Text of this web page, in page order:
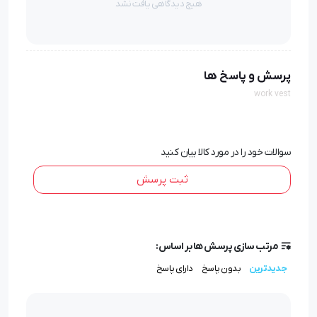
فواید استفاده از جلیقه کار تبلیغاتی
1. افزایش شناخت برند
به‌خوبی جا می‌افتد.
به‌خوبی کنترل‌شده، امکان رساندن پیام شما به تعداد زیادی
از افراد را فراهم می‌کند.
هیچ دیدگاهی یافت نشد
پرسش و پاسخ ها
work vest
سوالات خود را در مورد کالا بیان کنید
ثبت پرسش
مرتب سازی پرسش ها بر اساس:
جدیدترین بدون پاسخ دارای پاسخ